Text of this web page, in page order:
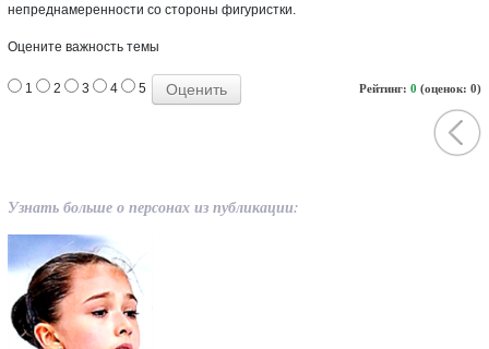
непреднамеренности со стороны фигуристки.
Оцените важность темы
Рейтинг: 0 (оценок: 0)
1 2 3 4 5
Узнать больше о персонах из публикации: